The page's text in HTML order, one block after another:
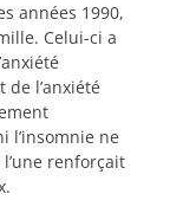
années 1990,
Celui-ci a
de l’anxiété
l’insomnie ne
renforçait